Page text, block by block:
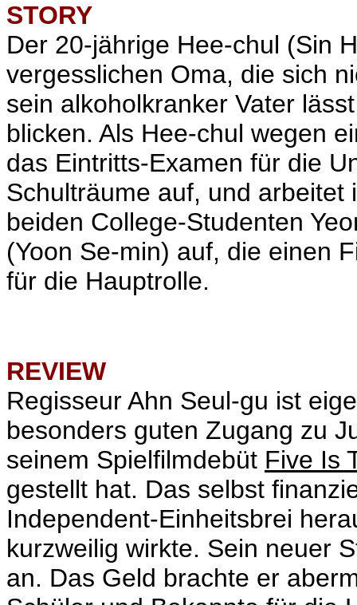
STORY
Der 20-jährige Hee-chul (Sin
vergesslichen Oma, die sich
sein alkoholkranker Vater
blicken. Als Hee-chul wegen
das Eintritts-Examen für die
Schulträume auf, und arbeitet
beiden College-Studenten
(Yoon Se-min) auf, die einen
für die Hauptrolle.
REVIEW
RegisseurAhn Seul-gu ist
besonders guten Zugang zu
seinem Spielfilmdebüt Five Is
gestellt hat. Das selbst
Independent-Einheitsbrei
kurzweilig wirkte. Sein neuer
an. Das Geld brachte er